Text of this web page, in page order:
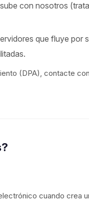
con nosotros
que fluye por
(DPA), contacte
cuando crea